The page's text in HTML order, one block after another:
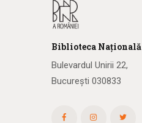
Biblioteca Națională
Bulevardul Unirii 22,
București 030833